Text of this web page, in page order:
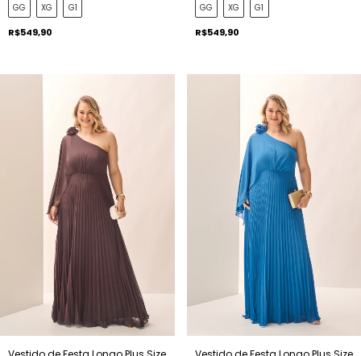
GG XG G1
R$549,90
GG XG G1
R$549,90